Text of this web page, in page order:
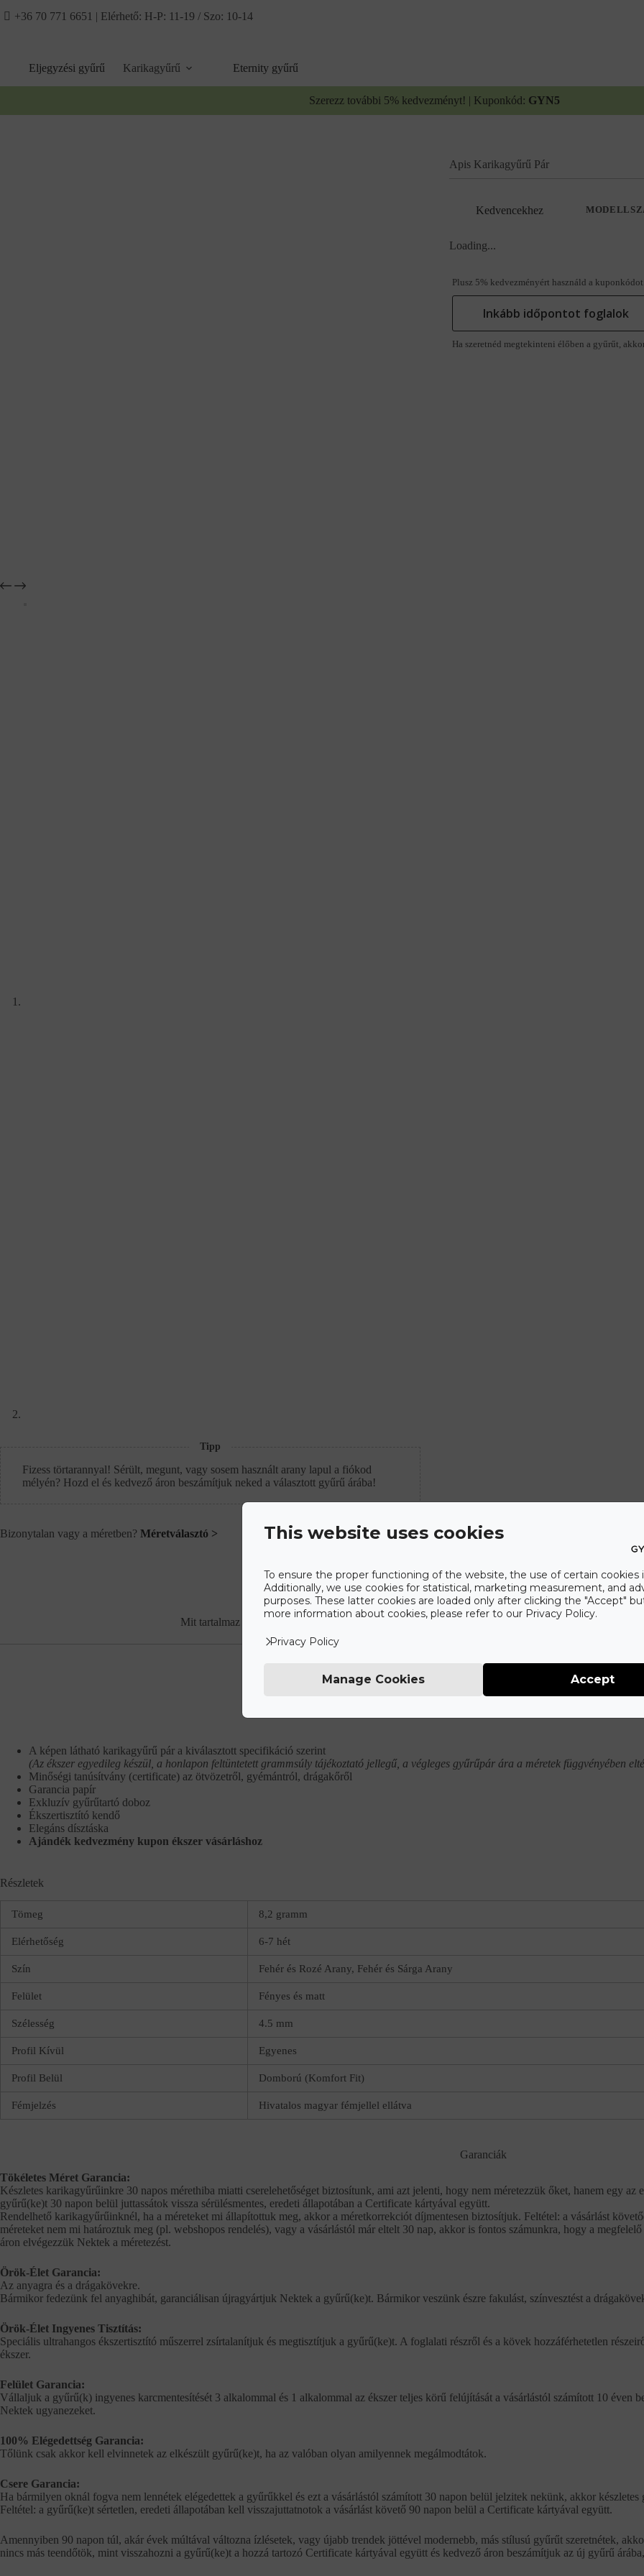
+36 70 771 6651 | Elérhető: H-P: 11-19 / Szo: 10-14
Eljegyzési gyűrű Karikagyűrű Eternity gyűrű
Szerezz további 5% kedvezményt! | Kuponkód: GYN5
Tipp
Fizess törtarannyal! Sérült, megunt, vagy sosem használt arany lapul a fiókod
mélyén? Hozd el és kedvező áron beszámítjuk neked a választott gyűrű árába!
Bizonytalan vagy a méretben? Méretválasztó >
Apis Karikagyűrű Pár
Kedvencekhez
Loading...
Plusz 5% kedvezményért használd a kuponkódot.
Inkább időpontot foglalok
Ha szeretnéd megtekinteni élőben a gyűrűt,
Mit tartalmaz az ár? Garanciák Személyre szabott megoldások
Mit tartalmaz az ár?
A képen látható karikagyűrű pár a kiválasztott specifikáció szerint
(Az ékszer egyedileg készül, a honlapon feltüntetett grammsúly tájékoztató jellegű, a végleges gyűrűpár ára a méretek függvényében
Minőségi tanúsítvány (certificate) az ötvözetről, gyémántról, drágakőről
Garancia papír
Exkluzív gyűrűtartó doboz
Ékszertisztító kendő
Elegáns dísztáska
Ajándék kedvezmény kupon ékszer vásárláshoz
Részletek
Tömeg 8,2 gramm
Elérhetőség 6-7 hét
Szín Fehér és Rozé Arany, Fehér és Sárga Arany
Felület Fényes és matt
Szélesség 4.5 mm
Profil Kívül Egyenes
Profil Belül Domború (Komfort Fit)
Fémjelzés Hivatalos magyar fémjellel ellátva
Garanciák
Tökéletes Méret Garancia:
Készletes karikagyűrűinkre 30 napos mérethiba miatti cserelehetőséget biztosítunk, ami azt jelenti, hogy nem méretezzük őket, hanem egy
gyűrű(ke)t 30 napon belül juttassátok vissza sérülésmentes, eredeti állapotában a Certificate kártyával együtt.
Rendelhető karikagyűrűinknél, ha a méreteket mi állapítottuk meg, akkor a méretkorrekciót díjmentesen biztosítjuk. Feltétel: a vásárlást
méreteket nem mi határoztuk meg (pl. webshopos rendelés), vagy a vásárlástól már eltelt 30 nap, akkor is fontos számunkra, hogy a
áron elvégezzük Nektek a méretezést.
Örök-Élet Garancia:
Az anyagra és a drágakövekre.
Bármikor fedezünk fel anyaghibát, garanciálisan újragyártjuk Nektek a gyűrű(ke)t. Bármikor veszünk észre fakulást, színvesztést a
Örök-Élet Ingyenes Tisztítás:
Speciális ultrahangos ékszertisztító műszerrel zsírtalanítjuk és megtisztítjuk a gyűrű(ke)t. A foglalati részről és a kövek hozzáférhetetlen
ékszer.
Felület Garancia:
Vállaljuk a gyűrű(k) ingyenes karcmentesítését 3 alkalommal és 1 alkalommal az ékszer teljes körű felújítását a vásárlástól számított 10 éven
Nektek ugyanezeket.
100% Elégedettség Garancia:
Tőlünk csak akkor kell elvinnetek az elkészült gyűrű(ke)t, ha az valóban olyan amilyennek megálmodtátok.
Csere Garancia:
Ha bármilyen oknál fogva nem lennétek elégedettek a gyűrűkkel és ezt a vásárlástól számított 30 napon belül jelzitek nekünk, akkor
Feltétel: a gyűrű(ke)t sértetlen, eredeti állapotában kell visszajuttatnotok a vásárlást követő 90 napon belül a Certificate kártyával együtt.
Amennyiben 90 napon túl, akár évek múltával változna ízlésetek, vagy újabb trendek jöttével modernebb, más stílusú gyűrűt szeretnétek,
nincs más teendőtök, mint visszahozni a gyűrű(ke)t a hozzá tartozó Certificate kártyával együtt és kedvező áron beszámítjuk az új gyűrű
This website uses cookies
To ensure the proper functioning of the website, the use of certain cookies
Additionally, we use cookies for statistical, marketing measurement, and
purposes. These latter cookies are loaded only after clicking the "Accept"
more information about cookies, please refer to our Privacy Policy.
Privacy Policy
Manage Cookies Accept